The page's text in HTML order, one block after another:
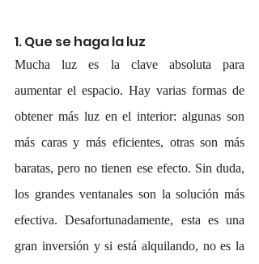
1. Que se haga la luz
Mucha luz es la clave absoluta para
aumentar el espacio. Hay varias formas de
obtener más luz en el interior: algunas son
más caras y más eficientes, otras son más
baratas, pero no tienen ese efecto. Sin duda,
los grandes ventanales son la solución más
efectiva. Desafortunadamente, esta es una
gran inversión y si está alquilando, no es la